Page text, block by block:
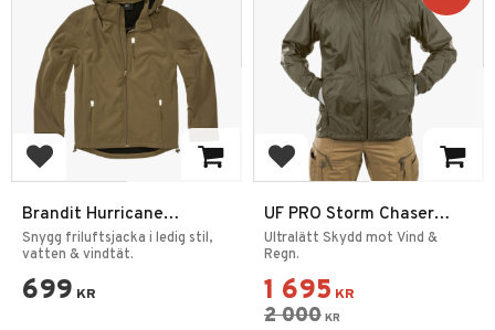
Lägg till i favoriter
Brandit Hurricane
Softshell Herrjacka
Snygg friluftsjacka i ledig stil,
vatten & vindtät.
699 KR
Lägg till i favoriter
UF PRO Storm Chaser
Windbreaker Jacka
Ultralätt Skydd mot Vind &
Regn.
1 695 KR
2 000 KR